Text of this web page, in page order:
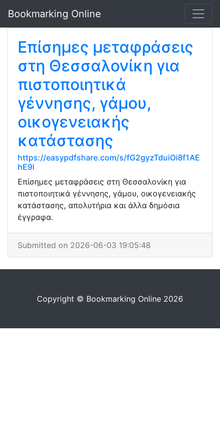
Bookmarking Online
Επίσημες μεταφράσεις
στη Θεσσαλονίκη για
πιστοποιητικά
γέννησης, γάμου,
οικογενειακής
κατάστασης
https://easypdfshare.com/s/fG2gyzTduiOi8f1AE
hE9l
Επίσημες μεταφράσεις στη Θεσσαλονίκη για
πιστοποιητικά γέννησης, γάμου, οικογενειακής
κατάστασης, απολυτήρια και άλλα δημόσια
έγγραφα.
Submitted on 2026-06-03 19:05:48
Copyright © Bookmarking Online 2026